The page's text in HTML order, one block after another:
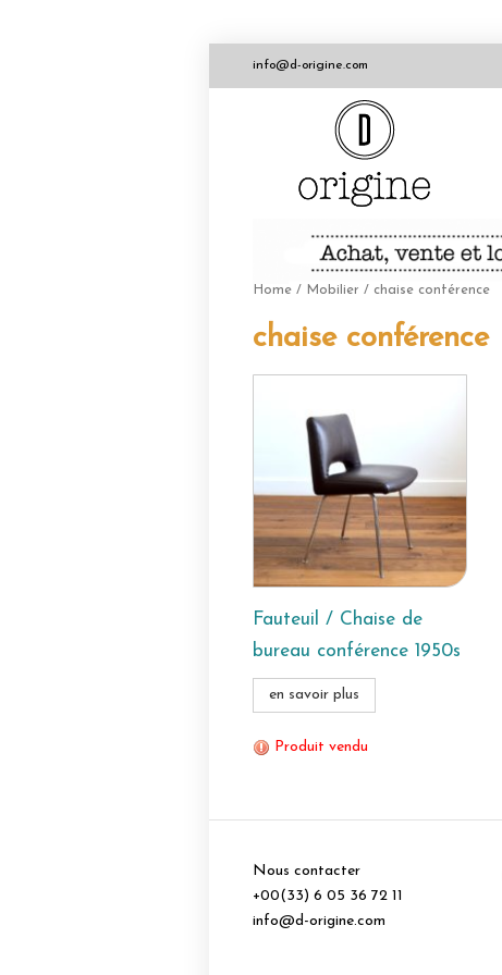
info@d-origine.com
Home / Mobilier / chaise conférence
chaise conférence
Fauteuil / Chaise de
bureau conférence 1950s
en savoir plus
Produit vendu
Nous contacter
+00(33) 6 05 36 72 11
info@d-origine.com